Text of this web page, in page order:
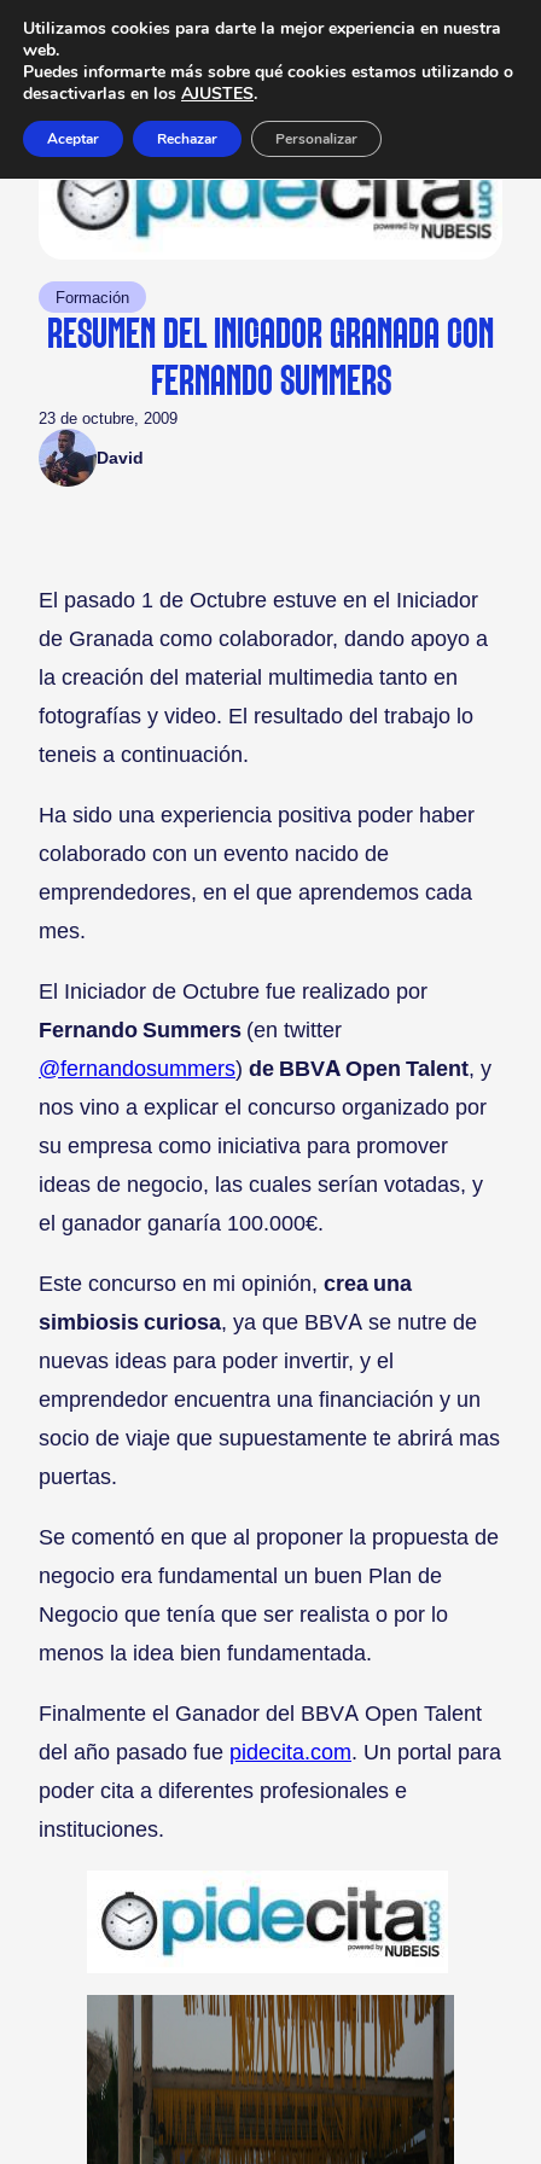
Formación
RESUMEN DEL INICIADOR GRANADA CON
FERNANDO SUMMERS
23 de octubre, 2009
David
El pasado 1 de Octubre estuve en el Iniciador
de Granada como colaborador, dando apoyo a
la creación del material multimedia tanto en
fotografías y video. El resultado del trabajo lo
teneis a continuación.
Ha sido una experiencia positiva poder haber
colaborado con un evento nacido de
emprendedores, en el que aprendemos cada
mes.
El Iniciador de Octubre fue realizado por
Fernando Summers (en twitter
@fernandosummers) de BBVA Open Talent, y
nos vino a explicar el concurso organizado por
su empresa como iniciativa para promover
ideas de negocio, las cuales serían votadas, y
el ganador ganaría 100.000€.
Este concurso en mi opinión, crea una
simbiosis curiosa, ya que BBVA se nutre de
nuevas ideas para poder invertir, y el
emprendedor encuentra una financiación y un
socio de viaje que supuestamente te abrirá mas
puertas.
Se comentó en que al proponer la propuesta de
negocio era fundamental un buen Plan de
Negocio que tenía que ser realista o por lo
menos la idea bien fundamentada.
Finalmente el Ganador del BBVA Open Talent
del año pasado fue pidecita.com. Un portal para
poder cita a diferentes profesionales e
instituciones.
Utilizamos cookies para darte la mejor experiencia en nuestra
web.
Puedes informarte más sobre qué cookies estamos utilizando o
desactivarlas en los AJUSTES.
Aceptar Rechazar Personalizar